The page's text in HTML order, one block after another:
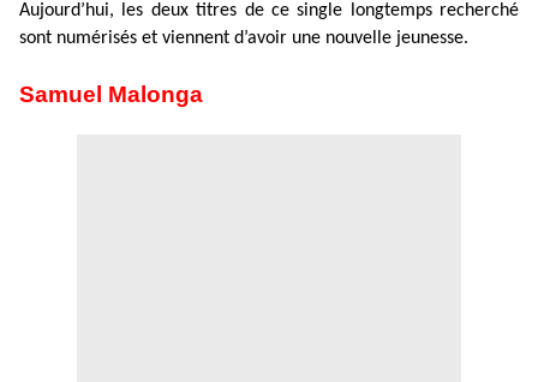
Aujourd’hui, les deux titres de ce single longtemps recherché
sont numérisés et viennent d’avoir une nouvelle jeunesse.
Samuel Malonga